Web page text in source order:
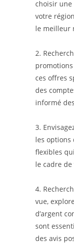
choisir
votre
le meilleur
2.
ces offres
des
informé
3.
les options
flexibles
le cadre
4.
vue,
d’argent
sont
des avis